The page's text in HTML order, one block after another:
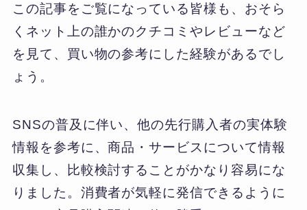
この記事をご覧になっている皆様も、おそら
くネット上の誰かのクチコミやレビューなど
を見て、買い物の参考にした経験があるでし
ょう。
SNSの普及に伴い、他の先行購入者の実体験
情報を参考に、商品・サービスについて情報
収集し、比較検討することがかなり容易にな
りました。消費者が気軽に発信できるように